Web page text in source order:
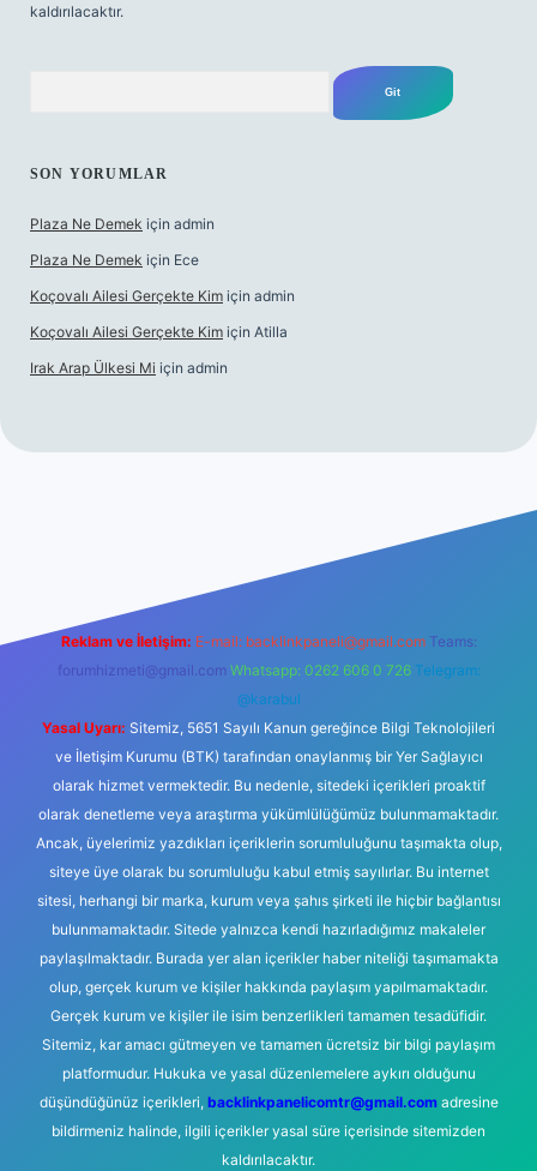
kaldırılacaktır.
SON YORUMLAR
Plaza Ne Demek için admin
Plaza Ne Demek için Ece
Koçovalı Ailesi Gerçekte Kim için admin
Koçovalı Ailesi Gerçekte Kim için Atilla
Irak Arap Ülkesi Mi için admin
Reklam ve İletişim: E-mail: backlinkpaneli@gmail.com Teams:
forumhizmeti@gmail.com Whatsapp: 0262 606 0 726 Telegram:
@karabul
Yasal Uyarı: Sitemiz, 5651 Sayılı Kanun gereğince Bilgi Teknolojileri
ve İletişim Kurumu (BTK) tarafından onaylanmış bir Yer Sağlayıcı
olarak hizmet vermektedir. Bu nedenle, sitedeki içerikleri proaktif
olarak denetleme veya araştırma yükümlülüğümüz bulunmamaktadır.
Ancak, üyelerimiz yazdıkları içeriklerin sorumluluğunu taşımakta olup,
siteye üye olarak bu sorumluluğu kabul etmiş sayılırlar. Bu internet
sitesi, herhangi bir marka, kurum veya şahıs şirketi ile hiçbir bağlantısı
bulunmamaktadır. Sitede yalnızca kendi hazırladığımız makaleler
paylaşılmaktadır. Burada yer alan içerikler haber niteliği taşımamakta
olup, gerçek kurum ve kişiler hakkında paylaşım yapılmamaktadır.
Gerçek kurum ve kişiler ile isim benzerlikleri tamamen tesadüfidir.
Sitemiz, kar amacı gütmeyen ve tamamen ücretsiz bir bilgi paylaşım
platformudur. Hukuka ve yasal düzenlemelere aykırı olduğunu
düşündüğünüz içerikleri, backlinkpanelicomtr@gmail.comadresine
bildirmeniz halinde, ilgili içerikler yasal süre içerisinde sitemizden
kaldırılacaktır.